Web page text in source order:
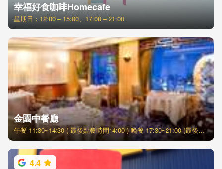
幸福好食咖啡Homecafe
星期日：12:00 – 15:00、17:00 – 21:00
金園中餐廳
午餐 11:30~14:30 ( 最後點餐時間14:00 ) 晚餐 17:30~21:00 (最後點餐時間20:30 )
4.4